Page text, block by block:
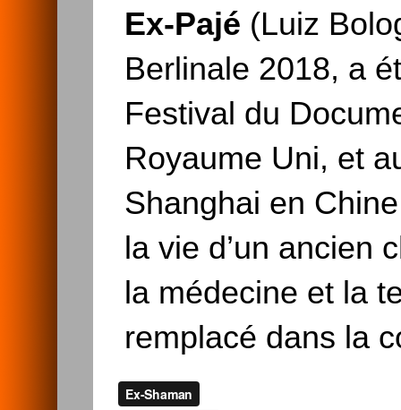
Ex-Pajé (Luiz
Berlinale 2018, a
Festival du
Royaume Uni, et
Shanghai en
la vie d’un ancien
la médecine et la
remplacé dans la